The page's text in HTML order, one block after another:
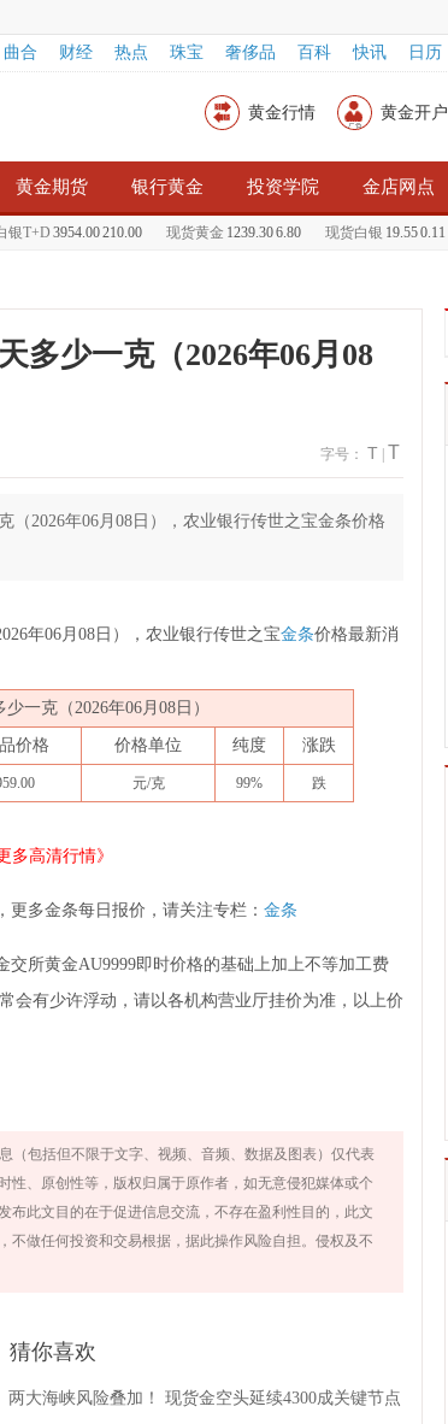
曲合 财经 热点 珠宝 奢侈品 百科 快讯 日历
黄金行情 黄金开户
黄金期货 银行黄金 投资学院 金店网点
T+D3954.00 210.00 现货黄金1239.30 6.80 现货白银 19.55 0.11
多少一克（2026年06月08
字号： T T
2026年06月08日），农业银行传世之宝金条价格
年06月08日），农业银行传世之宝金条价格最新消
一克（2026年06月08日）
价格 价格单位 纯度 涨跌
元/克 99% 跌
多高清行情》
更多金条每日报价，请关注专栏： 金条
所黄金AU9999即时价格的基础上加上不等加工费
会有少许浮动，请以各机构营业厅挂价为准，以上价
（包括但不限于文字、视频、音频、数据及图表）仅代表
性、原创性等，版权归属于原作者，如无意侵犯媒体或个
布此文目的在于促进信息交流，不存在盈利性目的，此文
不做任何投资和交易根据，据此操作风险自担。侵权及不
猜你喜欢
两大海峡风险叠加！ 现货金空头延续4300成关键节点